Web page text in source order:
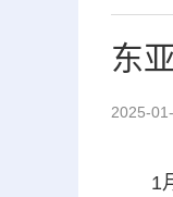
东
2025-
1月